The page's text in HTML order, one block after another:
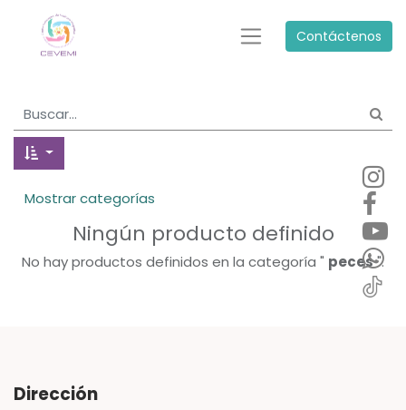
Contáctenos
Mostrar categorías
Ningún producto definido
No hay productos definidos en la categoría " peces".
Dirección